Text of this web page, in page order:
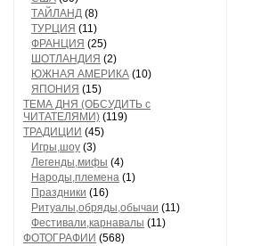
ТАЙЛАНД (8)
ТУРЦИЯ (11)
ФРАНЦИЯ (25)
ШОТЛАНДИЯ (2)
ЮЖНАЯ АМЕРИКА (10)
ЯПОНИЯ (15)
ТЕМА ДНЯ (ОБСУДИТЬ с
ЧИТАТЕЛЯМИ) (119)
ТРАДИЦИИ (45)
Игры,шоу (3)
Легенды,мифы (4)
Народы,племена (1)
Праздники (16)
Ритуалы,обряды,обычаи (11)
Фестивали,карнавалы (11)
ФОТОГРАФИИ (568)